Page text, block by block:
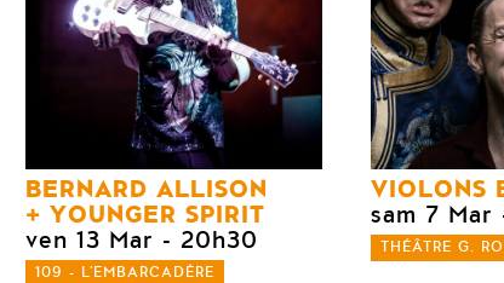
BERNARD ALLISON
YOUNGER SPIRIT
ven 13 Mar - 20h30
109 - L'EMBARCADÈRE
VIOLONS
sam 7 Mar
THÉÂTRE G.